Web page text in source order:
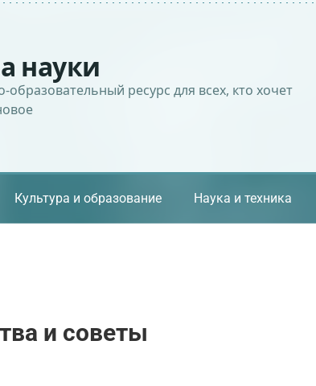
науки
ресурс для всех, кто хочет
Культура и образование Наука и техника
и советы